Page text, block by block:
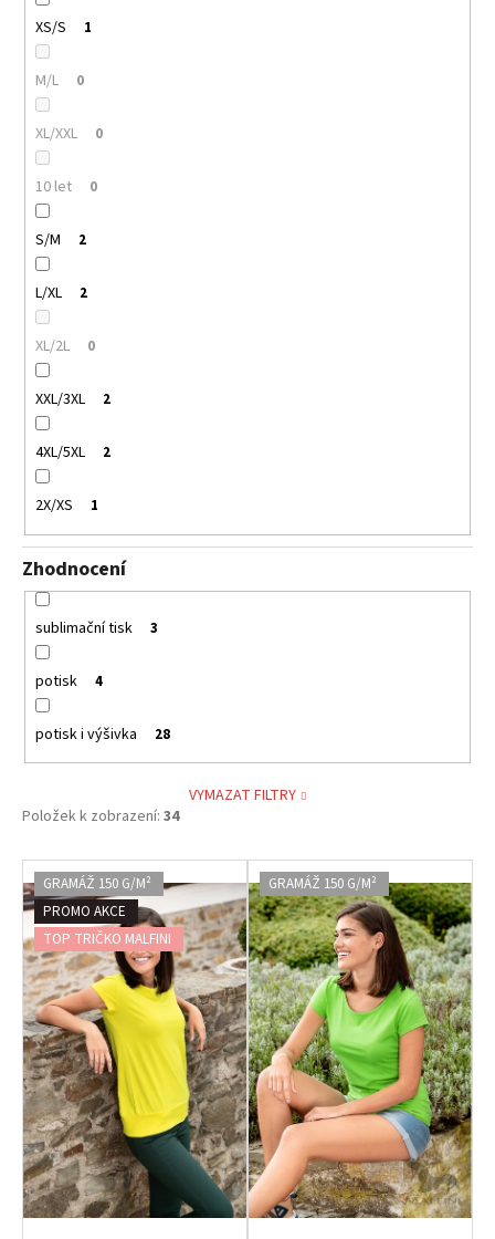
XS/S 1
M/L 0
XL/XXL 0
10 let 0
S/M 2
L/XL 2
XL/2L 0
XXL/3XL 2
4XL/5XL 2
2X/XS 1
Zhodnocení
sublimační tisk 3
potisk 4
potisk i výšivka 28
VYMAZAT FILTRY
Položek k zobrazení: 34
V
ý
p
i
s
p
r
o
d
u
k
t
ů
GRAMÁŽ 150 G/M²
PROMO AKCE
TOP TRIČKO MALFINI
GRAMÁŽ 150 G/M²